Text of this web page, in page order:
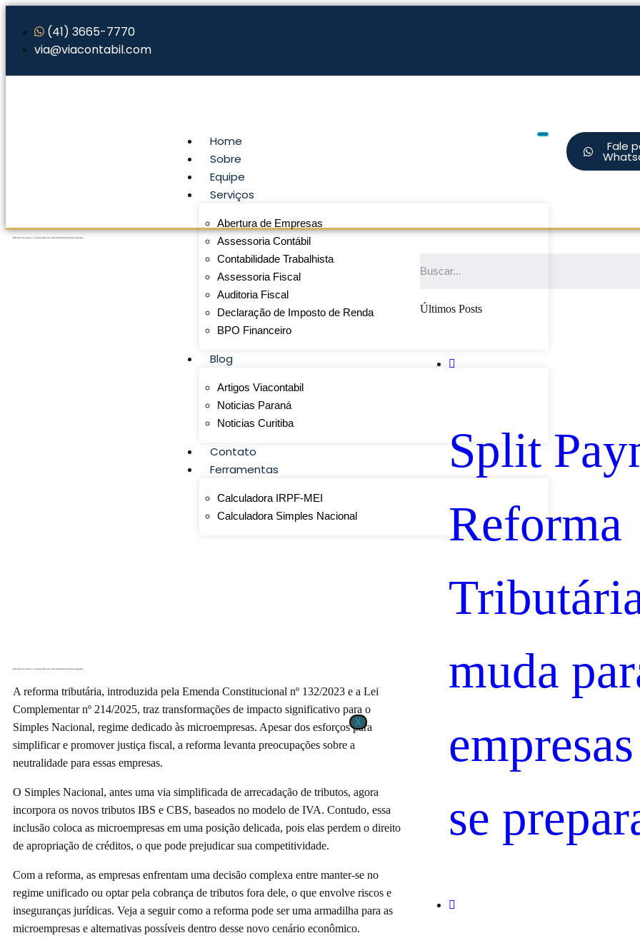
(41) 3665-7770
via@viacontabil.com
Home
Sobre
Equipe
Serviços
Abertura de Empresas
Assessoria Contábil
Contabilidade Trabalhista
Assessoria Fiscal
Auditoria Fiscal
Declaração de Imposto de Renda
BPO Financeiro
Blog
Artigos Viacontabil
Noticias Paraná
Noticias Curitiba
Contato
Ferramentas
Calculadora IRPF-MEI
Calculadora Simples Nacional
X
Fale
Reforma Tributária e o Simples Nacional: Uma Armadilha Para Microempresas
Reforma Tributária e o Simples Nacional: Uma Armadilha Para Microempresas
A reforma tributária, introduzida pela Emenda Constitucional nº 132/2023 e a Lei
Complementar nº 214/2025, traz transformações de impacto significativo para o
Simples Nacional, regime dedicado às microempresas. Apesar dos esforços para
simplificar e promover justiça fiscal, a reforma levanta preocupações sobre a
neutralidade para essas empresas.
O Simples Nacional, antes uma via simplificada de arrecadação de tributos, agora
incorpora os novos tributos IBS e CBS, baseados no modelo de IVA. Contudo, essa
inclusão coloca as microempresas em uma posição delicada, pois elas perdem o direito
de apropriação de créditos, o que pode prejudicar sua competitividade.
Com a reforma, as empresas enfrentam uma decisão complexa entre manter-se no
regime unificado ou optar pela cobrança de tributos fora dele, o que envolve riscos e
inseguranças jurídicas. Veja a seguir como a reforma pode ser uma armadilha para as
microempresas e alternativas possíveis dentro desse novo cenário econômico.
Últimos Posts
Split
Reforma
muda
se